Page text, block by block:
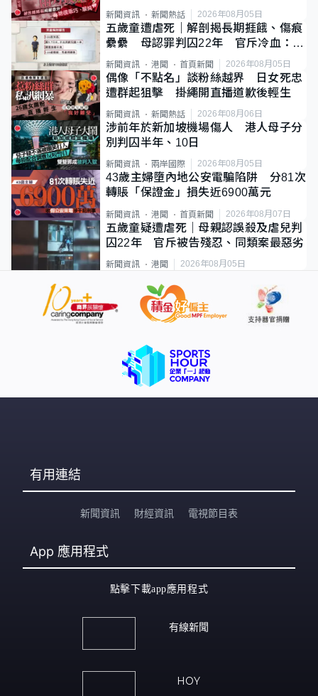
新聞資訊 新聞熱話 2026年08月05日
五歲童遭虐死｜解剖揭長期捱餓、傷痕
纍纍 母認罪判囚22年 官斥冷血：同
類案最惡劣
新聞資訊 港聞 首頁新聞 2026年08月05日
偶像「不點名」談粉絲越界 日女死忠
遭群起狙擊 掛繩開直播道歉後輕生
新聞資訊 新聞熱話 2026年08月06日
涉前年於新加坡機場傷人 港人母子分
別判囚半年、10日
新聞資訊 兩岸國際 2026年08月05日
43歲主婦墮內地公安電騙陷阱 分81次
轉賬「保證金」損失近6900萬元
新聞資訊 港聞 首頁新聞 2026年08月07日
五歲童疑遭虐死｜母親認誤殺及虐兒判
囚22年 官斥被告殘忍、同類案最惡劣
新聞資訊 港聞 2026年08月05日
有用連結
新聞資訊 財經資訊 電視節目表
App 應用程式
點擊下載app應用程式
有線新聞
HOY